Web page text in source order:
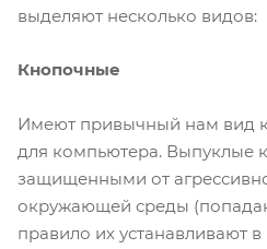
выделяют несколько видов:
Кнопочные
Имеют привычный нам вид
для компьютера. Выпуклые
защищенными от
окружающей среды
правило их устанавливают